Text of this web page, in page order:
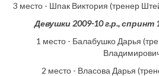
3 место - Шпак Виктория (тренер
Девушки 2009-10 г.р., спринт
1 место - Балабушко Дарья
2 место - Власова Дарья